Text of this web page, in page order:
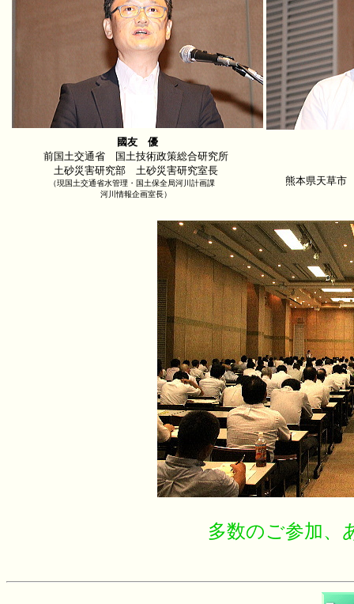
國友 優
前国土交通省 国土技術政策総合研究所
土砂災害研究部 土砂災害研究室長
（現国土交通省水管理・国土保全局河川計画課
河川情報企画室長）
熊本県天草市
多数のご参加、